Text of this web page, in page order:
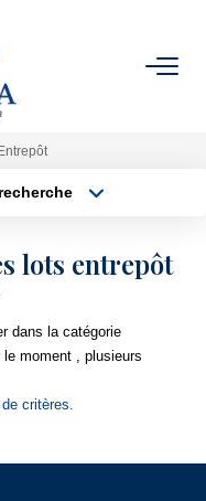
Entrepôt
Plus de critères
lots entrepôt
dans la catégorie
moment , plusieurs
critères.